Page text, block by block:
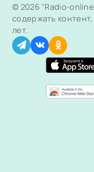
© 2026 "Radio-
содержать
лет.